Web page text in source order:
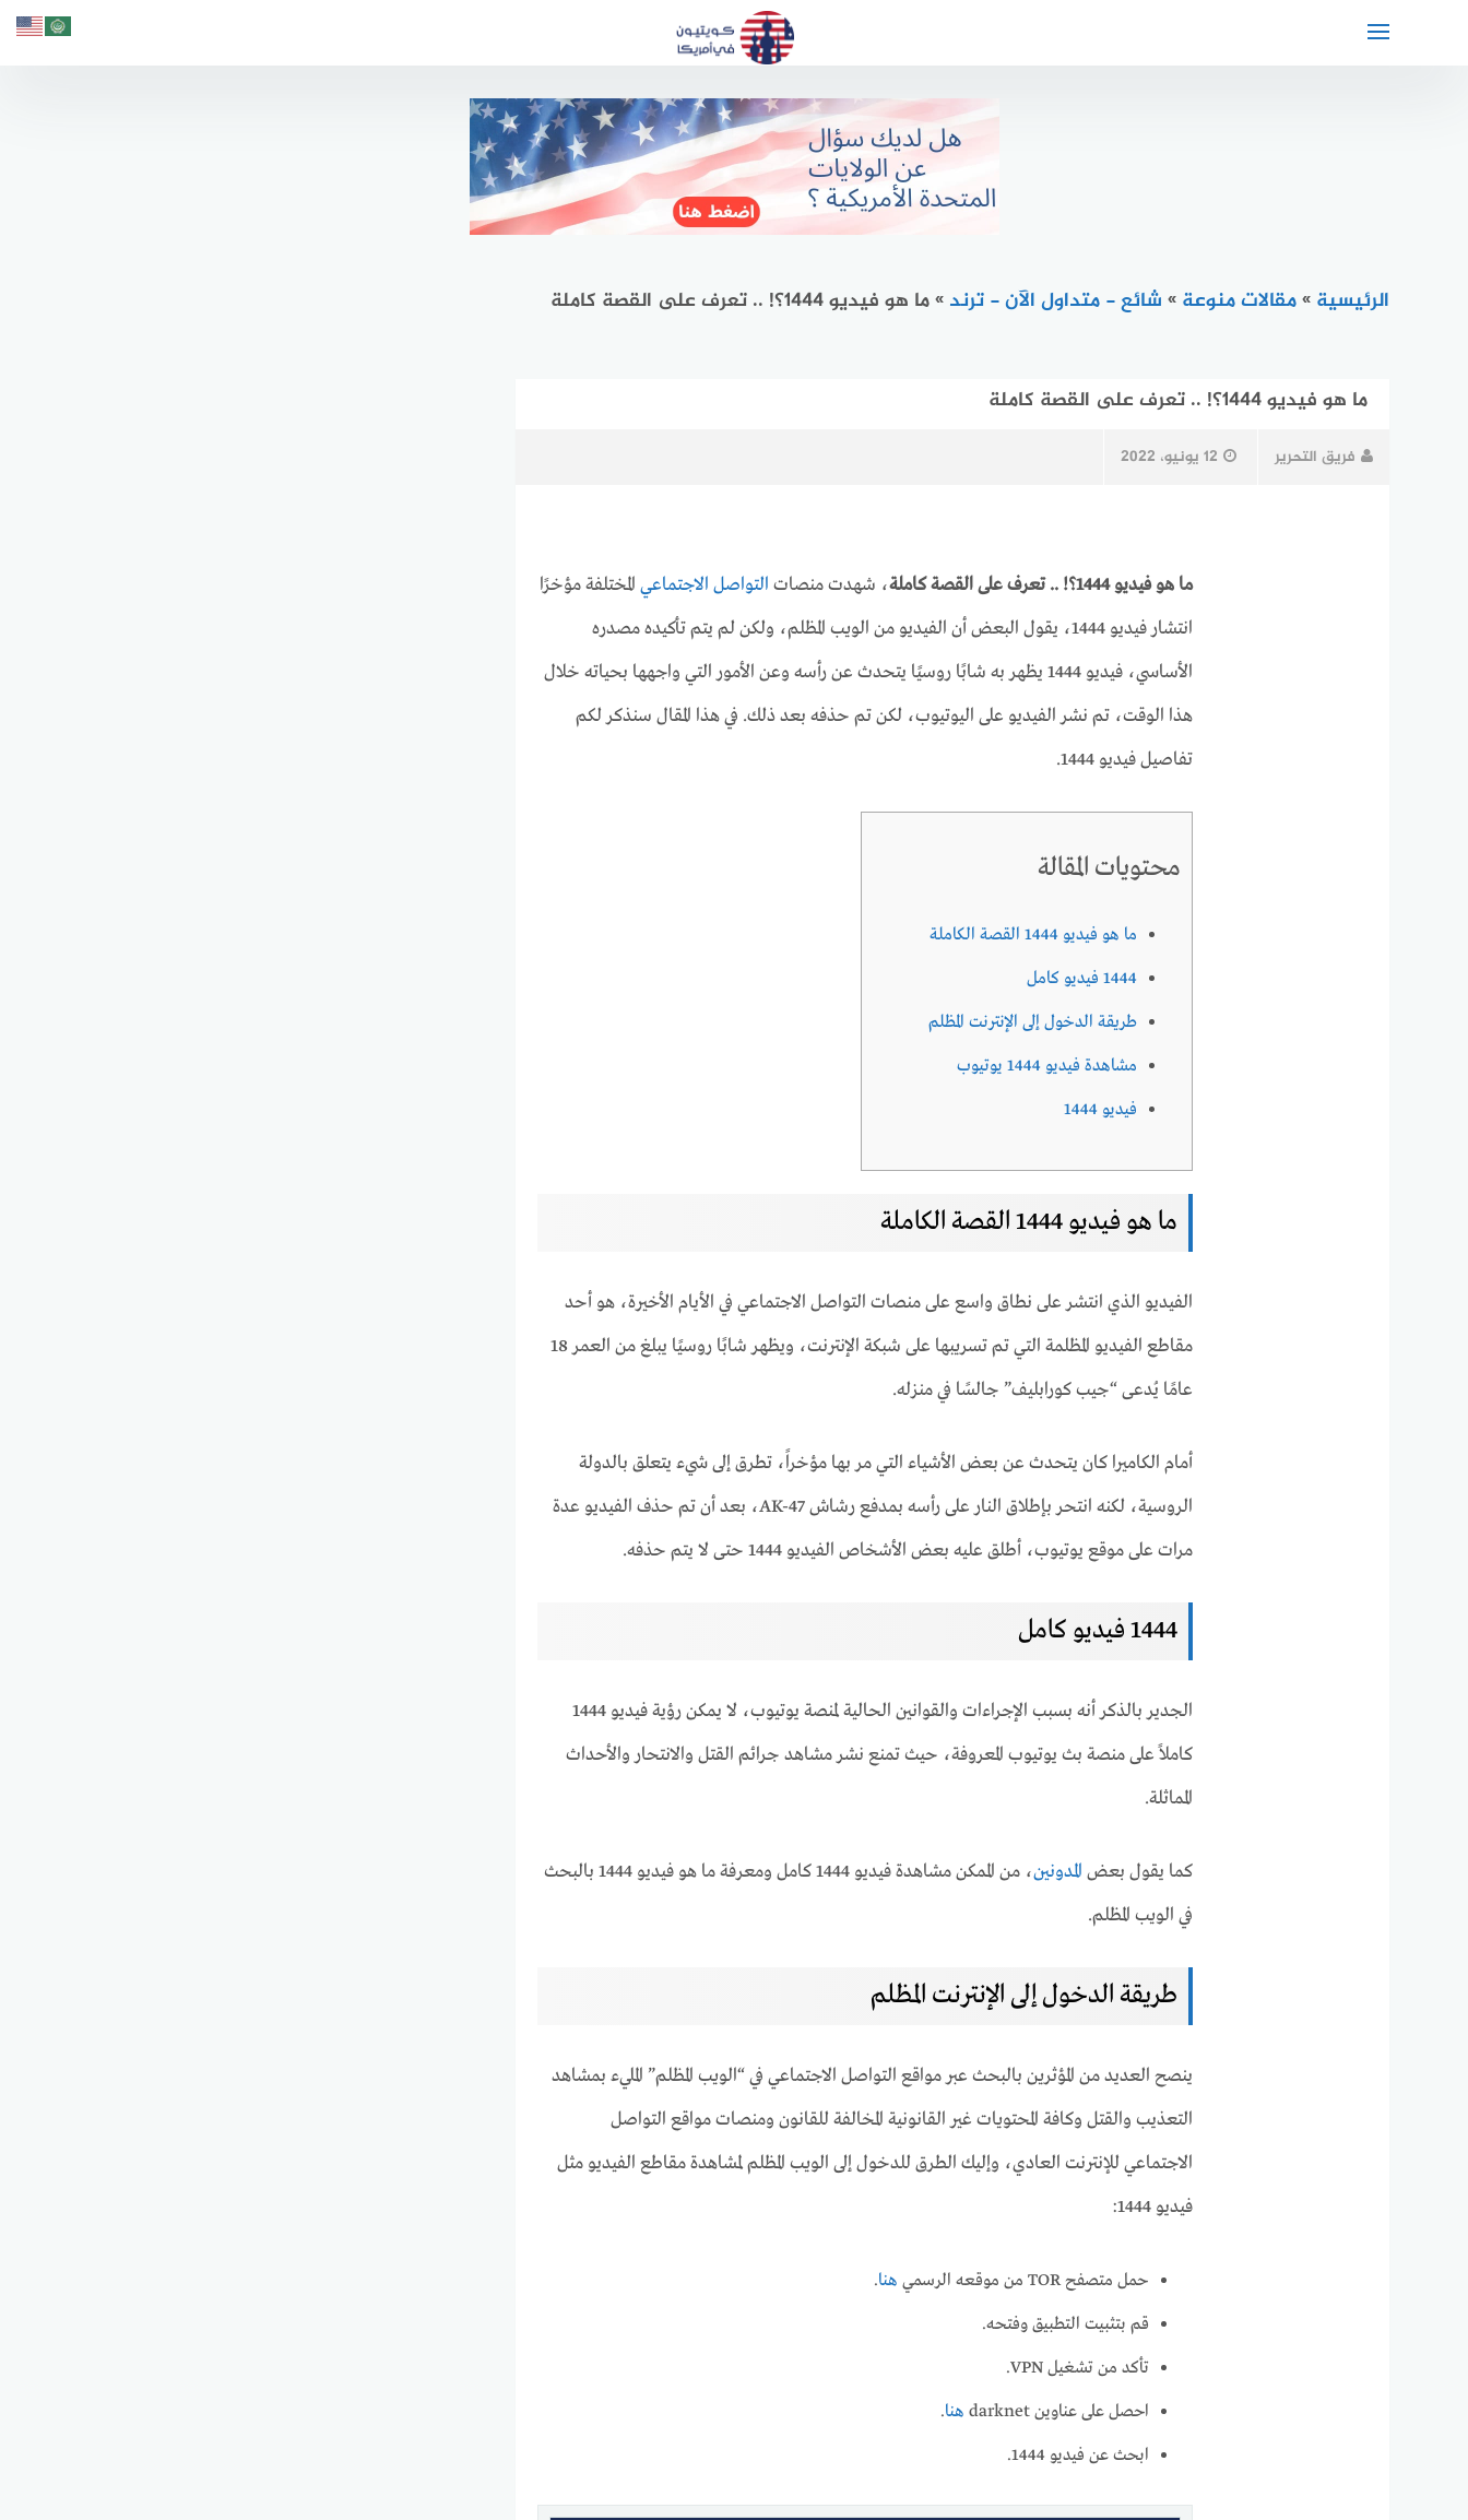
الرئيسية »مقالات منوعة » شائع - متداول الآن - ترند »ما هو فيديو 1444؟! .. تعرف على القصة كاملة
ما هو فيديو 1444؟! .. تعرف على القصة كاملة
فريق التحرير 12 يونيو، 2022
ما هو فيديو 1444؟! .. تعرف على القصة كاملة ، شهدت منصات التواصل الاجتماعيالمختلفة مؤخرًا
انتشار فيديو 1444، يقول البعض أن الفيديو من الويب المظلم، ولكن لم يتم تأكيده مصدره
الأساسي، فيديو 1444 يظهر به شابًا روسيًا يتحدث عن رأسه وعن الأمور التي واجهها بحياته خلال
هذا الوقت، تم نشر الفيديو على اليوتيوب، لكن تم حذفه بعد ذلك. في هذا المقال سنذكر لكم
تفاصيل فيديو 1444.
محتويات المقالة
ما هو فيديو 1444 القصة الكاملة
1444 فيديو كامل
طريقة الدخول إلى الإنترنت المظلم
مشاهدة فيديو 1444 يوتيوب
فيديو 1444
ما هو فيديو 1444 القصة الكاملة
الفيديو الذي انتشر على نطاق واسع على منصات التواصل الاجتماعي في الأيام الأخيرة، هو أحد
مقاطع الفيديو المظلمة التي تم تسريبها على شبكة الإنترنت، ويظهر شابًا روسيًا يبلغ من العمر 18
عامًا يُدعى “جيب كورابليف” جالسًا في منزله.
أمام الكاميرا كان يتحدث عن بعض الأشياء التي مر بها مؤخراً، تطرق إلى شيء يتعلق بالدولة
الروسية، لكنه انتحر بإطلاق النار على رأسه بمدفع رشاش AK-47، بعد أن تم حذف الفيديو عدة
مرات على موقع يوتيوب، أطلق عليه بعض الأشخاص الفيديو 1444 حتى لا يتم حذفه.
1444 فيديو كامل
الجدير بالذكر أنه بسبب الإجراءات والقوانين الحالية لمنصة يوتيوب، لا يمكن رؤية فيديو 1444
كاملاً على منصة بث يوتيوب المعروفة، حيث تمنع نشر مشاهد جرائم القتل والانتحار والأحداث
المماثلة.
كما يقول بعض المدونين
، من الممكن مشاهدة فيديو 1444 كامل ومعرفة ما هو فيديو 1444 بالبحث
في الويب المظلم.
طريقة الدخول إلى الإنترنت المظلم
ينصح العديد من المؤثرين بالبحث عبر مواقع التواصل الاجتماعي في “الويب المظلم” المليء بمشاهد
التعذيب والقتل وكافة المحتويات غير القانونية المخالفة للقانون ومنصات مواقع التواصل
الاجتماعي للإنترنت العادي، وإليك الطرق للدخول إلى الويب المظلم لمشاهدة مقاطع الفيديو مثل
فيديو 1444:
حمل متصفح TOR من موقعه الرسمي هنا.
قم بتثبيت التطبيق وفتحه.
تأكد من تشغيل VPN.
احصل على عناوين darknet
هنا.
ابحث عن فيديو 1444.